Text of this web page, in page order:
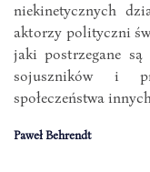
niekinetycznych
aktorzy polityczni
jaki postrzegane
sojuszników i
społeczeństwa
Paweł Behrendt